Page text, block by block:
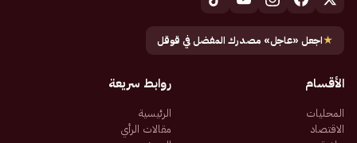
★اجعل «عاجل» مصدرك المفضل في قوقل
الأقسام
المحليات
الاقتصاد
روابط سريعة
الرئيسية
مقالات الرأي